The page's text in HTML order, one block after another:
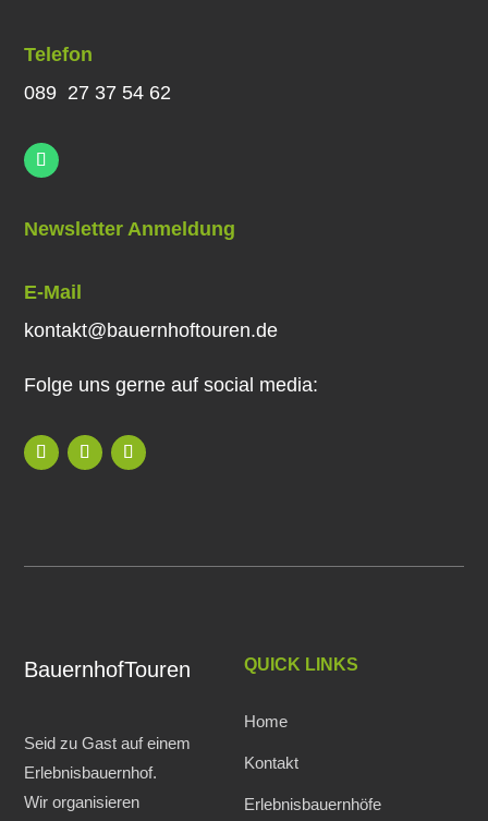
Telefon
089 27 37 54 62
Newsletter Anmeldung
E-Mail
kontakt@bauernhoftouren.de
Folge uns gerne auf social media:
BauernhofTouren
Seid zu Gast auf einem
Erlebnisbauernhof.
Wir organisieren
QUICK LINKS
Home
Kontakt
Erlebnisbauernhöfe